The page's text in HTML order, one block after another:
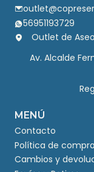
56951193729
Outlet de
Av. Alcalde
MENÚ
Contacto
Política de
Cambios y